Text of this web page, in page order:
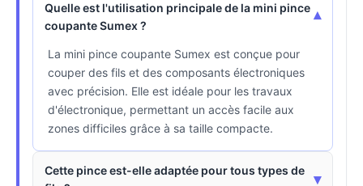
Quelle est l'utilisation principale de la mini pince
coupante Sumex ?
▾
La mini pince coupante Sumex est conçue pour
couper des fils et des composants électroniques
avec précision. Elle est idéale pour les travaux
d'électronique, permettant un accès facile aux
zones difficiles grâce à sa taille compacte.
Cette pince est-elle adaptée pour tous types de
▾